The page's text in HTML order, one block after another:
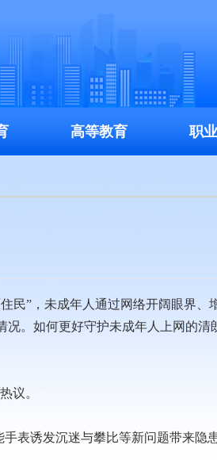
高等教育 职
”，未成年人通过网络开阔眼界、
况。如何更好守护未成年人上网的清
议。
表诱发沉迷与攀比等新问题带来隐患